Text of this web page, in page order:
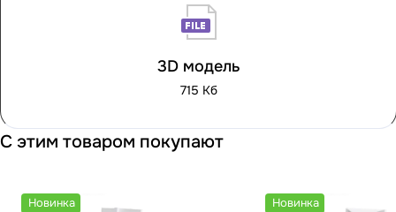
3D модель
715 Кб
С этим товаром покупают
Новинка Новинка